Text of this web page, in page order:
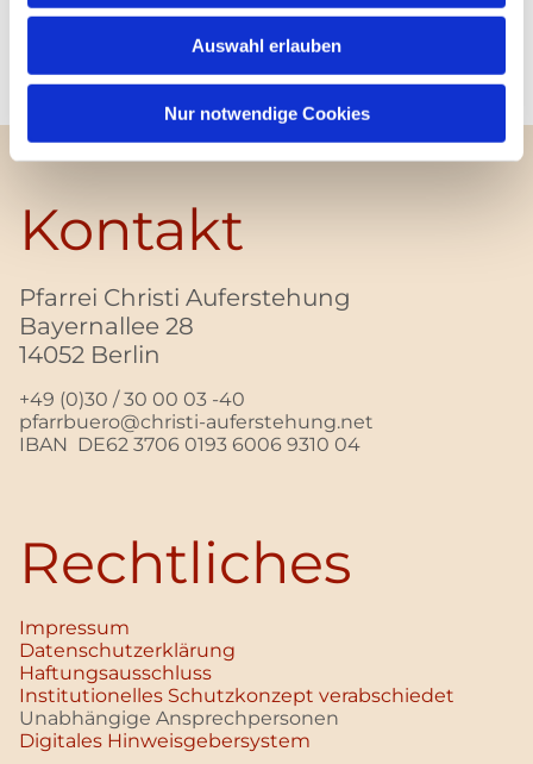
Auswahl erlauben
Nur notwendige Cookies
Kontakt
Pfarrei Christi Auferstehung
Bayernallee 28
14052 Berlin
+49 (0)30 / 30 00 03 -40
pfarrbuero@christi-auferstehung.net
IBAN DE62 3706 0193 6006 9310 04
Rechtliches
Impressum
Datenschutz­erklärung
Haftungsausschluss
Institutionelles Schutzkonzept verabschiedet
Unabhängige Ansprechpersonen
Digitales Hinweisgebersystem